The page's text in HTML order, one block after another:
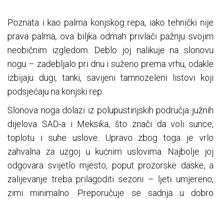
Poznata i kao palma konjskog repa, iako tehnički nije
prava palma, ova biljka odmah privlači pažnju svojim
neobičnim izgledom. Deblo joj nalikuje na slonovu
nogu – zadebljalo pri dnu i suženo prema vrhu, odakle
izbijaju dugi, tanki, savijeni tamnozeleni listovi koji
podsjećaju na konjski rep.
Slonova noga dolazi iz polupustinjskih područja južnih
dijelova SAD-a i Meksika, što znači da voli sunce,
toplotu i suhe uslove. Upravo zbog toga je vrlo
zahvalna za uzgoj u kućnim uslovima. Najbolje joj
odgovara svijetlo mjesto, poput prozorske daske, a
zalijevanje treba prilagoditi sezoni – ljeti umjereno,
zimi minimalno. Preporučuje se sadnja u dobro